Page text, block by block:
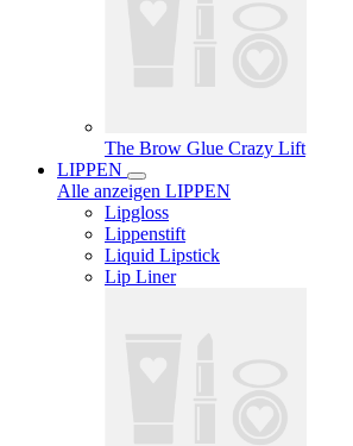
The Brow Glue Crazy Lift
LIPPEN
Alle anzeigen LIPPEN
Lipgloss
Lippenstift
Liquid Lipstick
Lip Liner